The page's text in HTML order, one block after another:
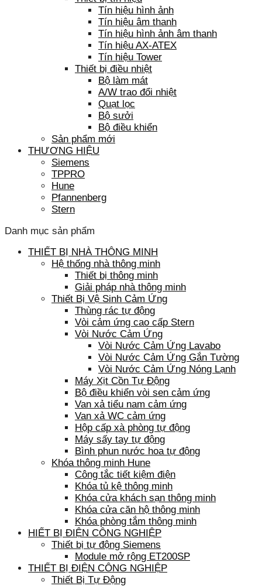
Tín hiệu hình ảnh
Tín hiệu âm thanh
Tín hiệu hình ảnh âm thanh
Tín hiệu AX-ATEX
Tín hiệu Tower
Thiết bị điều nhiệt
Bộ làm mát
A/W trao đổi nhiệt
Quạt lọc
Bộ sưởi
Bộ điều khiển
Sản phẩm mới
THƯƠNG HIỆU
Siemens
TPPRO
Hune
Pfannenberg
Stern
Danh mục sản phẩm
THIẾT BỊ NHÀ THÔNG MINH
Hệ thống nhà thông minh
Thiết bị thông minh
Giải pháp nhà thông minh
Thiết Bị Vệ Sinh Cảm Ứng
Thùng rác tự động
Vòi cảm ứng cao cấp Stern
Vòi Nước Cảm Ứng
Vòi Nước Cảm Ứng Lavabo
Vòi Nước Cảm Ứng Gắn Tường
Vòi Nước Cảm Ứng Nóng Lạnh
Máy Xịt Cồn Tự Động
Bộ điều khiển vòi sen cảm ứng
Van xả tiểu nam cảm ứng
Van xả WC cảm ứng
Hộp cấp xà phòng tự động
Máy sấy tay tự động
Bình phun nước hoa tự động
Khóa thông minh Hune
Công tắc tiết kiệm điện
Khóa tủ kệ thông minh
Khóa cửa khách sạn thông minh
Khóa cửa căn hộ thông minh
Khóa phòng tắm thông minh
HIẾT BỊ ĐIỆN CÔNG NGHIỆP
Thiết bị tự động Siemens
Module mở rộng ET200SP
THIẾT BỊ ĐIỆN CÔNG NGHIỆP
Thiết Bị Tự Động